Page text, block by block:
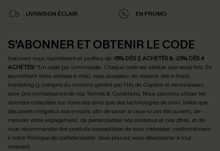
LIVRAISON ÉCLAIR EN PROMO
S'ABONNER ET OBTENIR LE CODE
Inscrivez-vous maintenant et profitez de -15% DÈS 2 ACHETÉS & -25% DÈS 4
ACHETÉS! *Un code par commande. Chaque code est valable une seule fois. En
soumettant votre adresse e-mail, vous acceptez de recevoir des e-mails
marketing (y compris du contenu généré par l'IA) de Cupshe et reconnaissez
avoir pris connaissance de nosTermes & Conditions. Nous pouvons utiliser les
données collectées sur notre site ainsi que des technologies de suivi, telles que
des pixels intégrés à nos e-mails, afin de savoir si ceux-ci ont été ouverts, de
mesurer votre engagement, de personnaliser nos contenus et nos offres, et de
vous recommander des produits susceptibles de vous intéresser, conformément
à notre Politique de confidentialité. Vous pouvez vous désabonner à tout
moment.